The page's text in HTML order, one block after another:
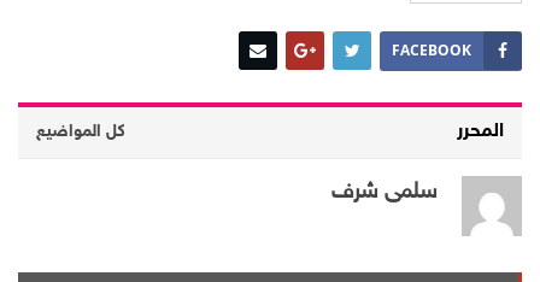
FACEBOOK
المحرر كل المواضيع
سلمى شرف